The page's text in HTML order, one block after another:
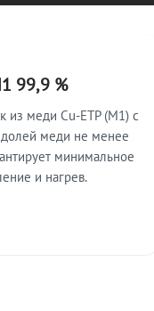
99,9 %
из меди Cu-ETP (M1) с
меди не менее
минимальное
и нагрев.